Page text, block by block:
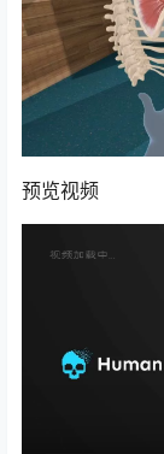
预览视频